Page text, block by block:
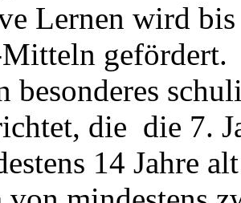
Lernen wird
gefördert.
besonderes
die die 7.
14 Jahre